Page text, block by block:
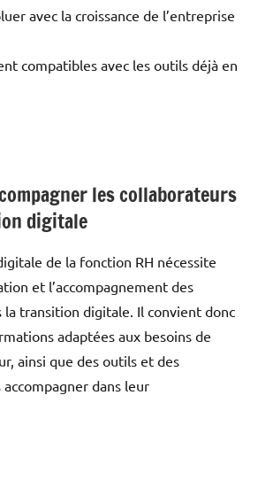
avec la croissance de l’entreprise
compatibles avec les outils déjà en
les collaborateurs
digitale
de la fonction RH nécessite
et l’accompagnement des
la transition digitale. Il convient donc
adaptées aux besoins de
ainsi que des outils et des
dans leur